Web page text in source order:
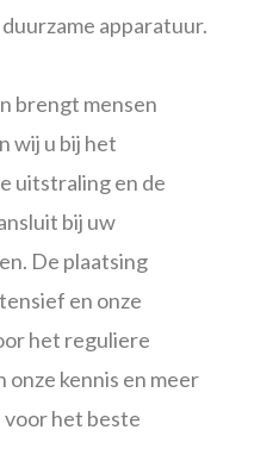
apparatuur.
brengt mensen
wij u bij het
uitstraling en de
bij uw
De plaatsing
en onze
het reguliere
kennis en meer
voor het beste